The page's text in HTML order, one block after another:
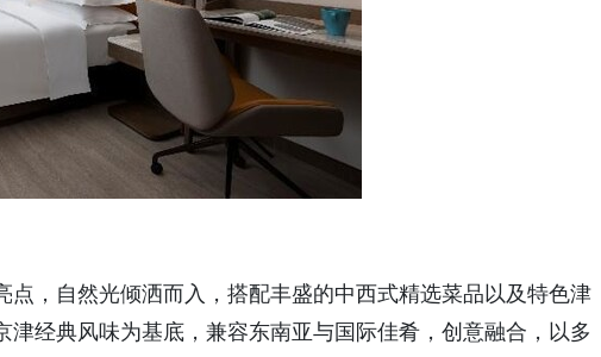
点，自然光倾洒而入，搭配丰盛的中西式精选菜品以及特色津
经典风味为基底，兼容东南亚与国际佳肴，创意融合，以多